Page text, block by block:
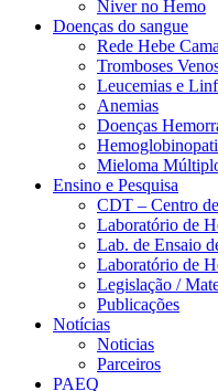
Niver no Hemo
Doenças do sangue
Rede Hebe
Tromboses
Leucemias e
Anemias
Doenças
Mieloma
Ensino e Pesquisa
CDT – Centro
Laboratório de
Lab. de Ensaio
Laboratório de
Legislação /
Publicações
Notícias
Noticias
Parceiros
PAEQ